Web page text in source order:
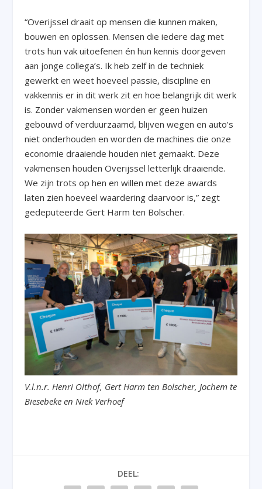
“Overijssel draait op mensen die kunnen maken,
bouwen en oplossen. Mensen die iedere dag met
trots hun vak uitoefenen én hun kennis doorgeven
aan jonge collega’s. Ik heb zelf in de techniek
gewerkt en weet hoeveel passie, discipline en
vakkennis er in dit werk zit en hoe belangrijk dit werk
is. Zonder vakmensen worden er geen huizen
gebouwd of verduurzaamd, blijven wegen en auto’s
niet onderhouden en worden de machines die onze
economie draaiende houden niet gemaakt. Deze
vakmensen houden Overijssel letterlijk draaiende.
We zijn trots op hen en willen met deze awards
laten zien hoeveel waardering daarvoor is,” zegt
gedeputeerde Gert Harm ten Bolscher.
V.l.n.r. Henri Olthof, Gert Harm ten Bolscher, Jochem te
Biesebeke en Niek Verhoef
DEEL: